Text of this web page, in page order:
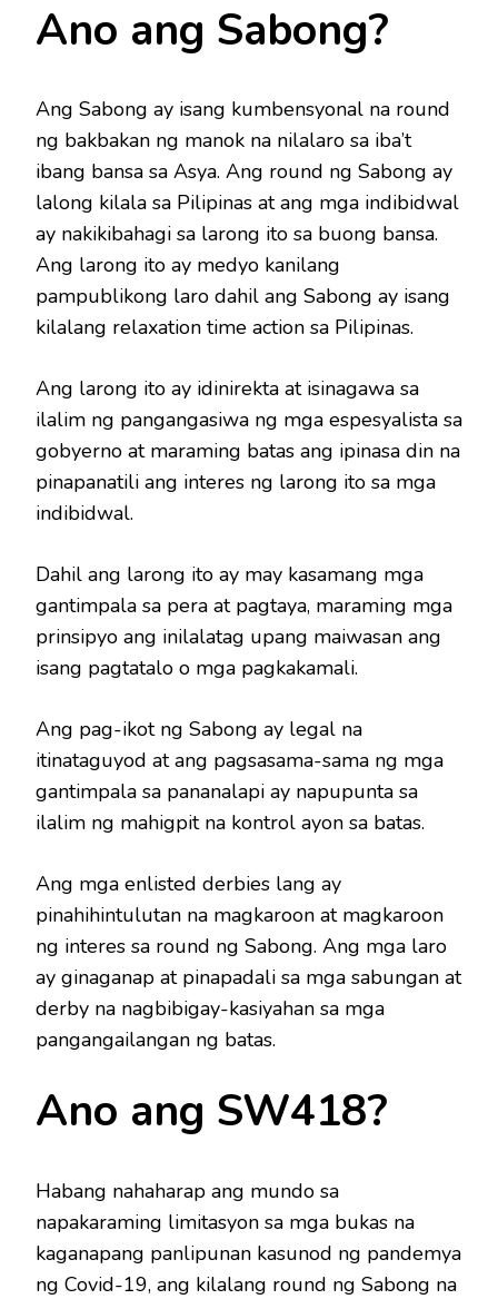
Ano ang Sabong?
Ang Sabong ay isang kumbensyonal na round
ng bakbakan ng manok na nilalaro sa iba’t
ibang bansa sa Asya. Ang round ng Sabong ay
lalong kilala sa Pilipinas at ang mga indibidwal
ay nakikibahagi sa larong ito sa buong bansa.
Ang larong ito ay medyo kanilang
pampublikong laro dahil ang Sabong ay isang
kilalang relaxation time action sa Pilipinas.
Ang larong ito ay idinirekta at isinagawa sa
ilalim ng pangangasiwa ng mga espesyalista sa
gobyerno at maraming batas ang ipinasa din na
pinapanatili ang interes ng larong ito sa mga
indibidwal.
Dahil ang larong ito ay may kasamang mga
gantimpala sa pera at pagtaya, maraming mga
prinsipyo ang inilalatag upang maiwasan ang
isang pagtatalo o mga pagkakamali.
Ang pag-ikot ng Sabong ay legal na
itinataguyod at ang pagsasama-sama ng mga
gantimpala sa pananalapi ay napupunta sa
ilalim ng mahigpit na kontrol ayon sa batas.
Ang mga enlisted derbies lang ay
pinahihintulutan na magkaroon at magkaroon
ng interes sa round ng Sabong. Ang mga laro
ay ginaganap at pinapadali sa mga sabungan at
derby na nagbibigay-kasiyahan sa mga
pangangailangan ng batas.
Ano ang SW418?
Habang nahaharap ang mundo sa
napakaraming limitasyon sa mga bukas na
kaganapang panlipunan kasunod ng pandemya
ng Covid-19, ang kilalang round ng Sabong na